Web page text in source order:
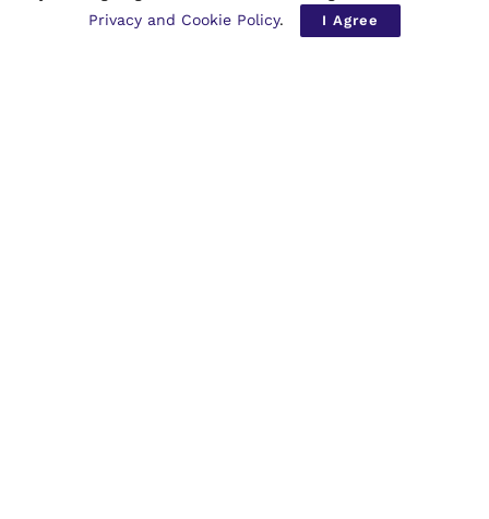
vehicles used by ministers and
Privacy and Cookie Policy. I Agree